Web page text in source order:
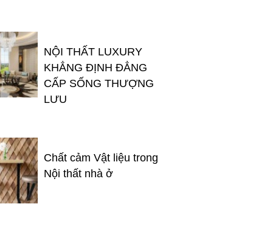
NỘI THẤT LUXURY
KHẲNG ĐỊNH ĐẲNG
CẤP SỐNG THƯỢNG
LƯU
Chất cảm Vật liệu trong
Nội thất nhà ở